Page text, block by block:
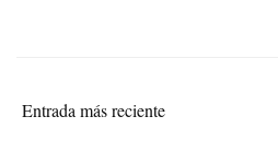
Entrada más reciente